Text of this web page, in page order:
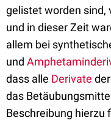
gelistet worden sind,
und in dieser Zeit
allem bei
und
dass alle Derivate
das
Beschreibung hierzu